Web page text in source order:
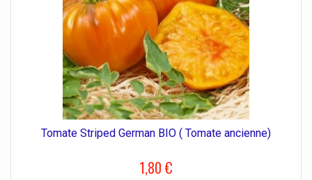
Tomate Striped German BIO ( Tomate ancienne)
1,80 €